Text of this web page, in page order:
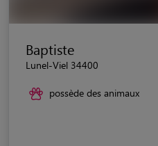
Baptiste
Lunel-Viel 34400
possède des animaux